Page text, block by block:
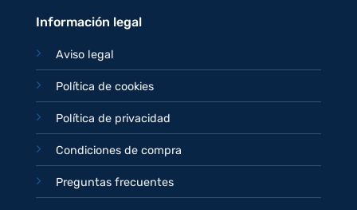
Información legal
Aviso legal
Política de cookies
Política de privacidad
Condiciones de compra
Preguntas frecuentes